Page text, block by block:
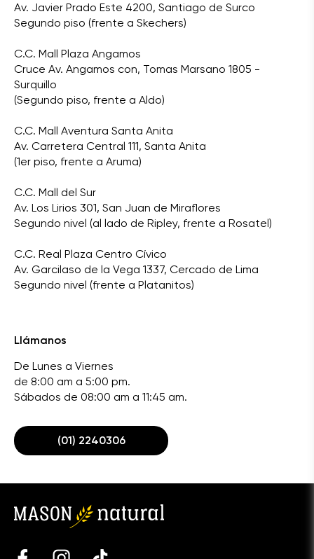
Av. Javier Prado Este 4200, Santiago de Surco
Segundo piso (frente a Skechers)
C.C. Mall Plaza Angamos
Cruce Av. Angamos con, Tomas Marsano 1805 -
Surquillo
(Segundo piso, frente a Aldo)
C.C. Mall Aventura Santa Anita
Av. Carretera Central 111, Santa Anita
(1er piso, frente a Aruma)
C.C. Mall del Sur
Av. Los Lirios 301, San Juan de Miraflores
Segundo nivel (al lado de Ripley, frente a Rosatel)
C.C. Real Plaza Centro Cívico
Av. Garcilaso de la Vega 1337, Cercado de Lima
Segundo nivel (frente a Platanitos)
Llámanos
De Lunes a Viernes
de 8:00 am a 5:00 pm.
Sábados de 08:00 am a 11:45 am.
(01) 2240306